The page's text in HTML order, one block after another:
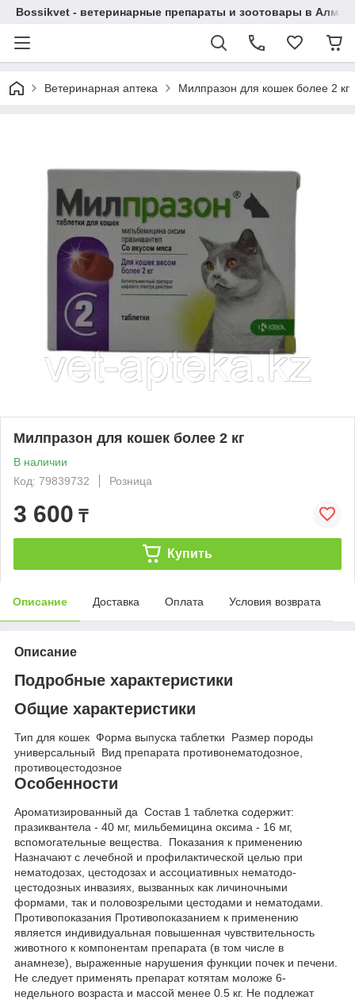
Bossikvet - ветеринарные препараты и зоотовары в
Ветеринарная аптека Милпразон для кошек более 2 кг
Милпразон для кошек более 2 кг
В наличии
Код: 79839732
Розница
3 600 ₸
Купить
Описание Доставка Оплата Условия возврата
Описание
Подробные характеристики
Общие характеристики
Тип для кошек Форма выпуска таблетки Размер породы
универсальный Вид препарата противонематодозное,
противоцестодозное
Особенности
Ароматизированный да Состав 1 таблетка содержит:
празиквантела - 40 мг, мильбемицина оксима - 16 мг,
вспомогательные вещества. Показания к применению
Назначают с лечебной и профилактической целью при
нематодозах, цестодозах и ассоциативных нематодо-
цестодозных инвазиях, вызванных как личиночными
формами, так и половозрелыми цестодами и нематодами.
Противопоказания Противопоказанием к применению
является индивидуальная повышенная чувствительность
животного к компонентам препарата (в том числе в
анамнезе), выраженные нарушения функции почек и печени.
Не следует применять препарат котятам моложе 6-
недельного возраста и массой менее 0.5 кг. Не подлежат